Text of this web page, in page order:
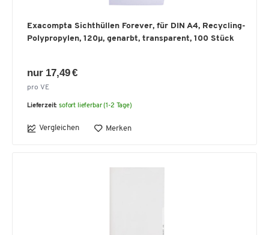
Exacompta Sichthüllen Forever, für DIN A4, Recycling-
Polypropylen, 120µ, genarbt, transparent, 100 Stück
nur 17,49 €
pro VE
Lieferzeit: sofort lieferbar (1-2 Tage)
Vergleichen Merken